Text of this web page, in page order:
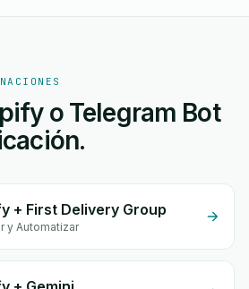
o Telegram Bot
+ First Delivery Group
y Automatizar